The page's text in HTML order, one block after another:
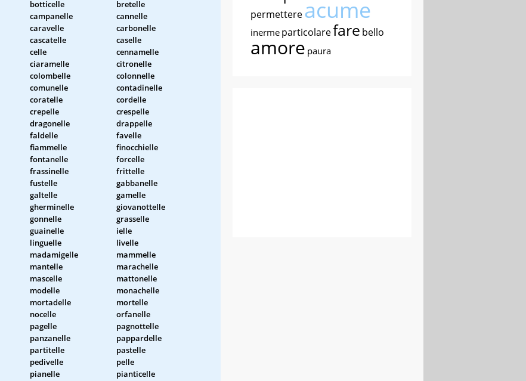
botticelle
bretelle
campanelle
cannelle
caravelle
carbonelle
cascatelle
caselle
celle
cennamelle
ciaramelle
citronelle
colombelle
colonnelle
comunelle
contadinelle
coratelle
cordelle
crepelle
crespelle
dragonelle
drappelle
faldelle
favelle
fiammelle
finocchielle
fontanelle
forcelle
frassinelle
frittelle
fustelle
gabbanelle
galtelle
gamelle
gherminelle
giovanottelle
gonnelle
grasselle
guainelle
ielle
linguelle
livelle
madamigelle
mammelle
mantelle
marachelle
mascelle
mattonelle
modelle
monachelle
mortadelle
mortelle
nocelle
orfanelle
pagelle
pagnottelle
panzanelle
pappardelle
partitelle
pastelle
pedivelle
pelle
pianelle
pianticelle
permettereacume
inerme particolarefare bello
amore paura